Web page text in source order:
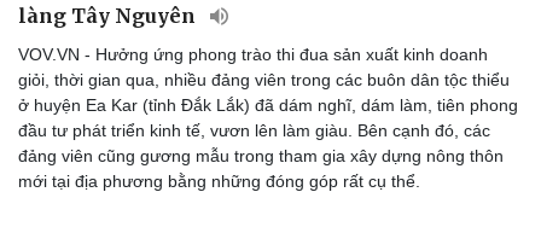
làng Tây Nguyên
VOV.VN - Hưởng ứng phong trào thi đua sản xuất kinh doanh
giỏi, thời gian qua, nhiều đảng viên trong các buôn dân tộc thiểu
ở huyện Ea Kar (tỉnh Đắk Lắk) đã dám nghĩ, dám làm, tiên phong
đầu tư phát triển kinh tế, vươn lên làm giàu. Bên cạnh đó, các
đảng viên cũng gương mẫu trong tham gia xây dựng nông thôn
mới tại địa phương bằng những đóng góp rất cụ thể.